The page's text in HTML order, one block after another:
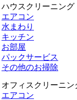
ハウスクリーニング
エアコン
水まわり
キッチン
お部屋
パックサービス
その他のお掃除
オフィスクリーニン
エアコン